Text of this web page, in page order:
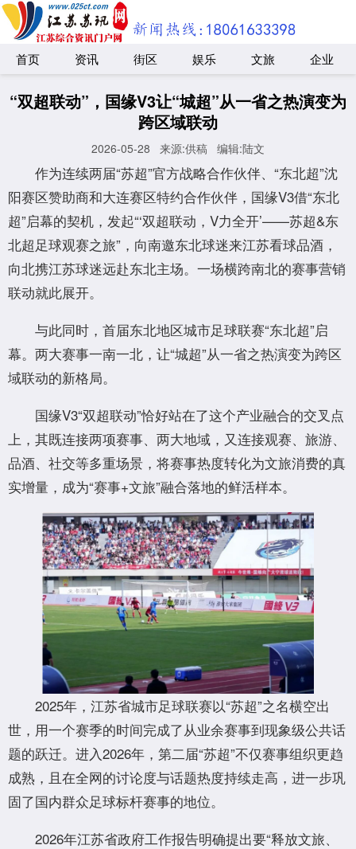
首页 资讯 街区 娱乐 文旅 企业
“双超联动”，国缘V3让“城超”从一省之热演变为
跨区域联动
2026-05-28 来源:供稿 编辑:陆文
作为连续两届“苏超”官方战略合作伙伴、“东北超”沈
阳赛区赞助商和大连赛区特约合作伙伴，国缘V3借“东北
超”启幕的契机，发起“‘双超联动，V力全开’——苏超&东
北超足球观赛之旅”，向南邀东北球迷来江苏看球品酒，
向北携江苏球迷远赴东北主场。一场横跨南北的赛事营销
联动就此展开。
与此同时，首届东北地区城市足球联赛“东北超”启
幕。两大赛事一南一北，让“城超”从一省之热演变为跨区
域联动的新格局。
国缘V3“双超联动”恰好站在了这个产业融合的交叉点
上，其既连接两项赛事、两大地域，又连接观赛、旅游、
品酒、社交等多重场景，将赛事热度转化为文旅消费的真
实增量，成为“赛事+文旅”融合落地的鲜活样本。
2025年，江苏省城市足球联赛以“苏超”之名横空出
世，用一个赛季的时间完成了从业余赛事到现象级公共话
题的跃迁。进入2026年，第二届“苏超”不仅赛事组织更趋
成熟，且在全网的讨论度与话题热度持续走高，进一步巩
固了国内群众足球标杆赛事的地位。
2026年江苏省政府工作报告明确提出要“释放文旅、